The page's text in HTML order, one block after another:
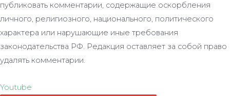
публиковать комментарии, содержащие оскорбления
личного, религиозного, национального, политического
характера или нарушающие иные требования
законодательства РФ. Редакция оставляет за собой право
удалять комментарии.
Youtube